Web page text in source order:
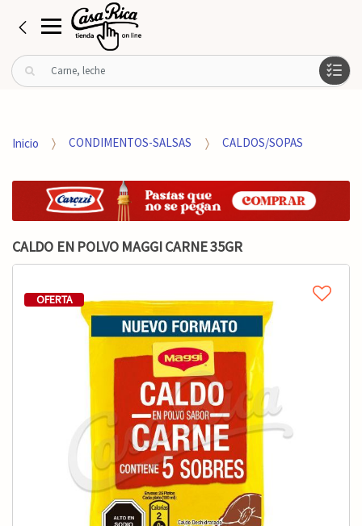
B
u
r
o
Inicio CONDIMENTOS-SALSAS CALDOS/SOPAS
CALDO EN POLVO MAGGI CARNE 35GR
OFERTA